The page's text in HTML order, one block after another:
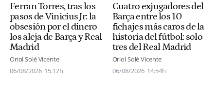
Ferran Torres, tras los
pasos de Vinicius Jr: la
obsesión por el dinero
los aleja de Barça y Real
Madrid
Oriol Solé Vicente
06/08/2026 15:12h
Cuatro exjugadores del
Barça entre los 10
fichajes más caros de la
historia del fútbol: solo
tres del Real Madrid
Oriol Solé Vicente
06/08/2026 14:54h